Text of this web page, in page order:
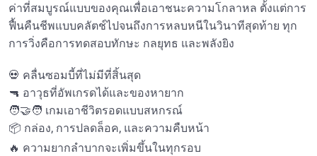
ค่าที่สมบูรณ์แบบของคุณเพื่อเอาชนะความโกลาหล ตั้งแต่การ
ฟื้นคืนชีพแบบคลัตช์ไปจนถึงการหลบหนีในวินาทีสุดท้าย ทุก
การวิ่งคือการทดสอบทักษะ กลยุทธ และพลังยิง
💀 คลื่นซอมบี้ที่ไม่มีที่สิ้นสุด
🔫 อาวุธที่อัพเกรดได้และของหายาก
🧑‍🤝‍🧑 เกมเอาชีวิตรอดแบบสหกรณ์
📦 กล่อง, การปลดล็อค, และความคืบหน้า
🔥 ความยากลําบากจะเพิ่มขึ้นในทุกรอบ